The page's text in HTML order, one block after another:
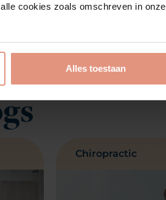
cookies zoals omschreven in onze
Alles toestaan
Chiropractic